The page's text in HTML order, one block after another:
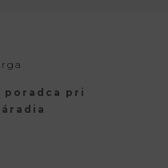
poradca pri